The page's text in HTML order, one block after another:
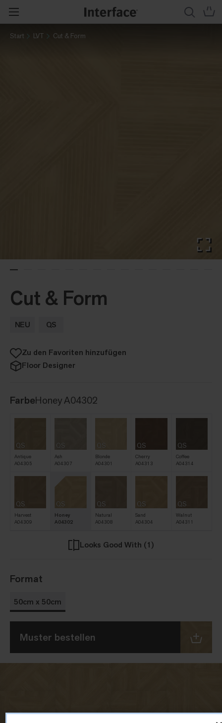
Start LVT Cut & Form
Cut & Form
NEU QS
Zu den Favoriten hinzufügen
Floor Designer
FarbeHoney A04302
QS
Antique
A04305
QS
Ash
A04307
QS
Blonde
A04301
QS
Cherry
A04313
QS
Coffee
A04314
QS
Harvest
A04309
QS
Honey
A04302
QS
Natural
A04308
QS
Sand
A04304
QS
Walnut
A04311
Looks Good With (1)
Format
50cm x 50cm
Muster bestellen